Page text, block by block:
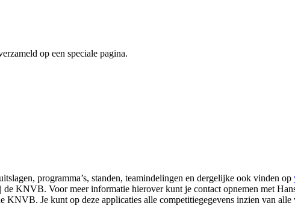
op een speciale pagina.
programma’s, standen, teamindelingen en dergelijke ook vinden op
de KNVB. Voor meer informatie hierover kunt je contact opnemen met
KNVB. Je kunt op deze applicaties alle competitiegegevens inzien van